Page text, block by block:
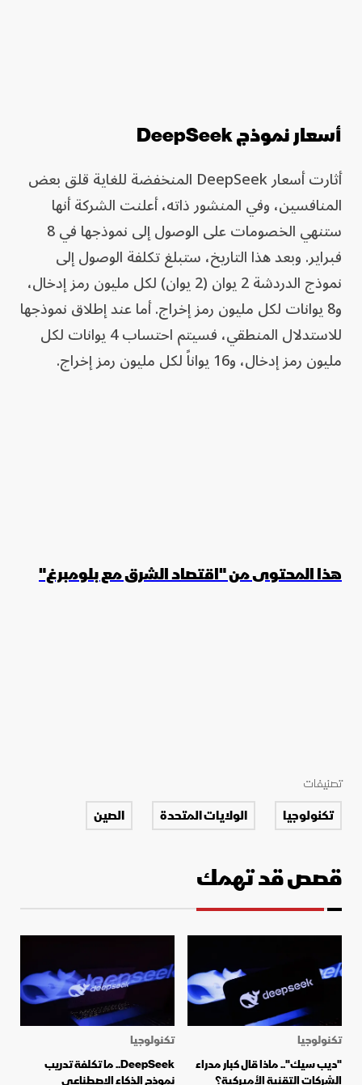
أسعار نموذج DeepSeek
أثارت أسعار DeepSeek المنخفضة للغاية قلق بعض
المنافسين، وفي المنشور ذاته، أعلنت الشركة أنها
ستنهي الخصومات على الوصول إلى نموذجها في 8
فبراير. وبعد هذا التاريخ، ستبلغ تكلفة الوصول إلى
نموذج الدردشة 2 يوان (2 يوان) لكل مليون رمز إدخال،
و8 يوانات لكل مليون رمز إخراج. أما عند إطلاق نموذجها
للاستدلال المنطقي، فسيتم احتساب 4 يوانات لكل
مليون رمز إدخال، و16 يواناً لكل مليون رمز إخراج.
هذا المحتوى من "اقتصاد الشرق مع بلومبرغ"
تصنيفات
تكنولوجيا الولايات المتحدة الصين
قصص قد تهمك
تكنولوجيا
"ديب سيك".. ماذا قال كبار مدراء
الشركات التقنية الأميركية؟
تكنولوجيا
DeepSeek.. ما تكلفة تدريب
نموذج الذكاء الاصطناعي